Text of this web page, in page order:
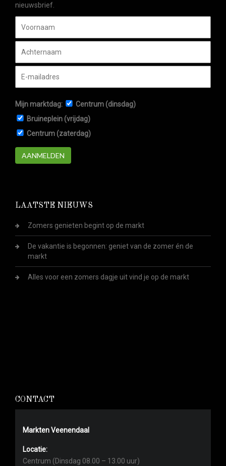
nieuwsbrief.
Mijn marktdag:
Centrum (dinsdag)
Bruineplein (vrijdag)
Centrum (zaterdag)
AANMELDEN
LAATSTE NIEUWS
Zomers genieten begint op de markt
De vakantie is begonnen: geniet van de zomer én de
markt
Alles voor een zomers dagje uit vind je op de markt
CONTACT
Markten Veenendaal
Locatie:
Centrum (Dinsdag 08.00 – 13.00 uur)